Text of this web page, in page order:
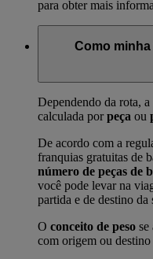
para obter mais
Como
Dependendo da rota,
calculada porpeça ou
De acordo com a
franquias gratuitas de
número de peças de
você pode levar na
partida e de destino da
O conceito de peso se
com origem ou